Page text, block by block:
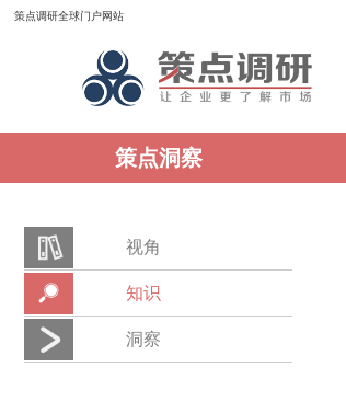
策点调研全球门户网站
策点洞察
视角
知识
洞察